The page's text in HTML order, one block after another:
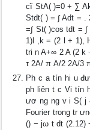
cĩ StA( )=0 + ∑
Stdt( ) = ∫ Adt =
=∫ St( )cos tdt =
1)l ,k = (2 l + 1),
tri n A+∞ 2 A (2
τ 2A/ π A/2 2A/3
Ph c a tín hi u
ph liên t c Vi tín
ươ ng ng v i S( j
Fourier trong tr
() − jω t dt (2.12)